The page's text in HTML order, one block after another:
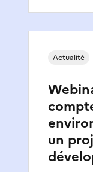
un
Actualité